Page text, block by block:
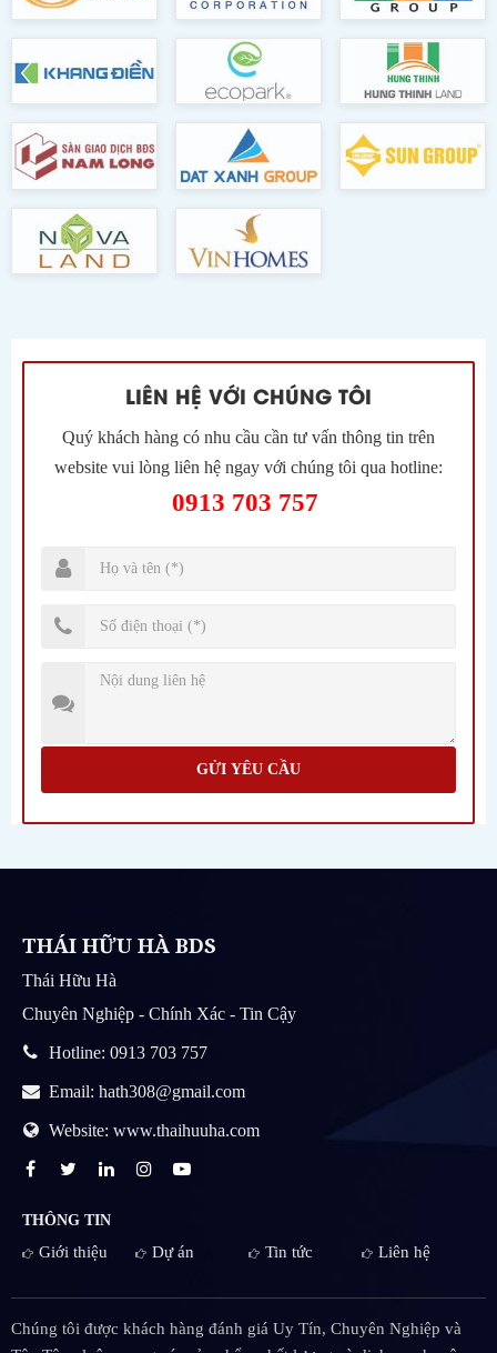
LIÊN HỆ VỚI CHÚNG TÔI
Quý khách hàng có nhu cầu cần tư vấn thông tin trên
website vui lòng liên hệ ngay với chúng tôi qua hotline:
0913 703 757
GỬI YÊU CẦU
THÁI HỮU HÀ BDS
Thái Hữu Hà
Chuyên Nghiệp - Chính Xác - Tin Cậy
Hotline: 0913 703 757
Email: hath308@gmail.com
Website: www.thaihuuha.com
THÔNG TIN
Giới thiệu Dự án Tin tức Liên hệ
Chúng tôi được khách hàng đánh giá Uy Tín, Chuyên Nghiệp và